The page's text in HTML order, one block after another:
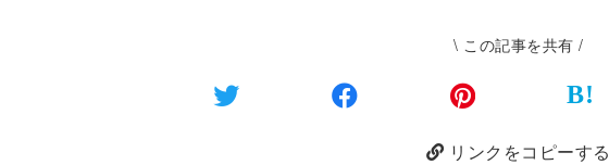
\ この記事を共有 /
B!
リンクをコピーする